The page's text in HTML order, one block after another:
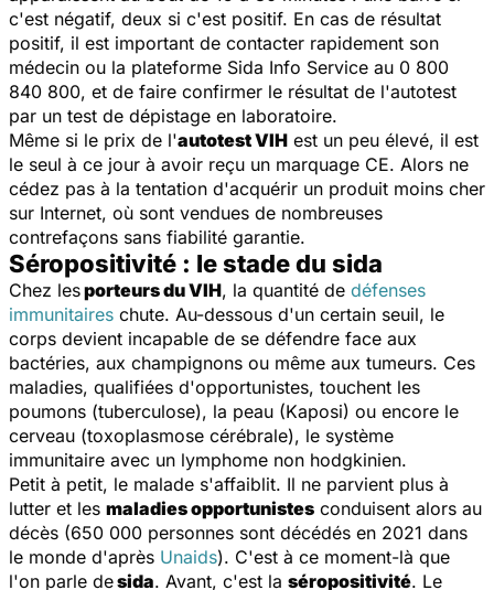
c'est négatif, deux si c'est positif. En cas de résultat
positif, il est important de contacter rapidement son
médecin ou la plateforme Sida Info Service au 0 800
840 800, et de faire confirmer le résultat de l'autotest
par un test de dépistage en laboratoire.
Même si le prix de l'autotest VIH est un peu élevé, il est
le seul à ce jour à avoir reçu un marquage CE. Alors ne
cédez pas à la tentation d'acquérir un produit moins cher
sur Internet, où sont vendues de nombreuses
contrefaçons sans fiabilité garantie.
Séropositivité : le stade du sida
Chez lesporteurs du VIH, la quantité de défenses
immunitaires chute. Au-dessous d'un certain seuil, le
corps devient incapable de se défendre face aux
bactéries, aux champignons ou même aux tumeurs. Ces
maladies, qualifiées d'opportunistes, touchent les
poumons (tuberculose), la peau (Kaposi) ou encore le
cerveau (toxoplasmose cérébrale), le système
immunitaire avec un lymphome non hodgkinien.
Petit à petit, le malade s'affaiblit. Il ne parvient plus à
lutter et les maladies opportunistes conduisent alors au
décès (650 000 personnes sont décédés en 2021 dans
le monde d'après Unaids). C'est à ce moment-là que
l'on parle desida. Avant, c'est la séropositivité. Le